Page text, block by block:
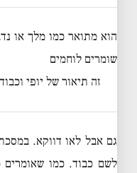
הוא מתואר כמו מלך או
שומרים לוחמים
זה תיאור של יופי וכבוד
גם אבל לאו דווקא.
לשם כבוד. כמו